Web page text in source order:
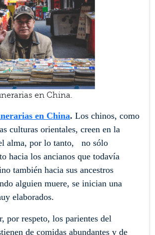
en China.
en China. Los chinos, como
culturas orientales, creen en la
alma, por lo tanto, no sólo
hacia los ancianos que todavía
también hacia sus ancestros
alguien muere, se inician una
elaborados.
por respeto, los parientes del
de comidas abundantes y de